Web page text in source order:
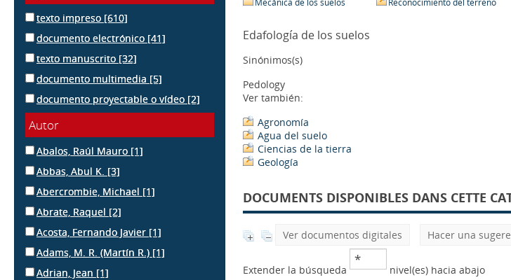
texto impreso [610]
documento electrónico [41]
texto manuscrito [32]
documento multimedia [5]
documento proyectable o vídeo [2]
Autor
Abalos, Raúl Mauro [1]
Abbas, Abul K. [3]
Abercrombie, Michael [1]
Abrate, Raquel [2]
Acosta, Fernando Javier [1]
Adams, M. R. (Martín R.) [1]
Adrian, Jean [1]
Mecánica de los suelos
Reconocimiento del terreno
Edafología de los suelos
Sinónimos(s)
Pedology
Ver también:
Agronomía
Agua del suelo
Ciencias de la tierra
Geología
DOCUMENTS DISPONIBLES DANS CETTE
Ver documentos digitales Hacer una
Extender la búsqueda nivel(es) hacia abajo